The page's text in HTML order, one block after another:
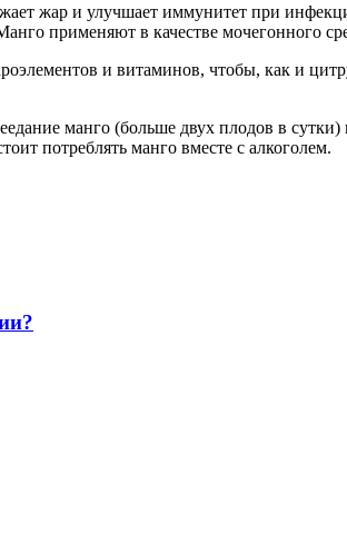
жар и улучшает иммунитет при
применяют в качестве мочегонного
и витаминов, чтобы, как и
манго (больше двух плодов в
потреблять манго вместе с алкоголем.